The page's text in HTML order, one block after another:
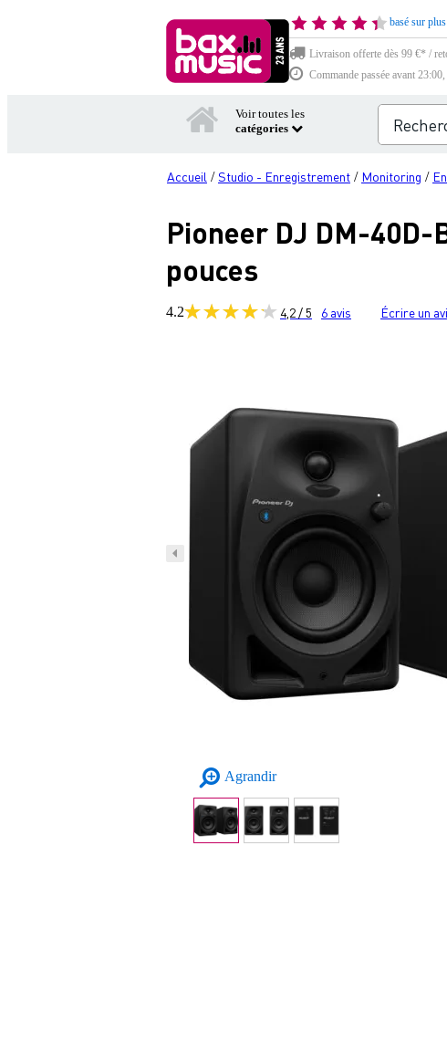
basé sur
Livraison offerte dès 99 €* /
Commande passée avant
Voir toutes les
catégories
Accueil /Studio - Enregistrement / Monitoring /
Pioneer DJ DM-40D-
pouces
4.2 4,2 / 5 6 avis Écrire un
Agrandir